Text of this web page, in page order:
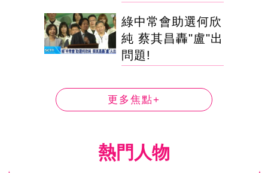
綠中常會助選何欣
純 蔡其昌轟"盧"出
問題!
更多焦點+
熱門人物